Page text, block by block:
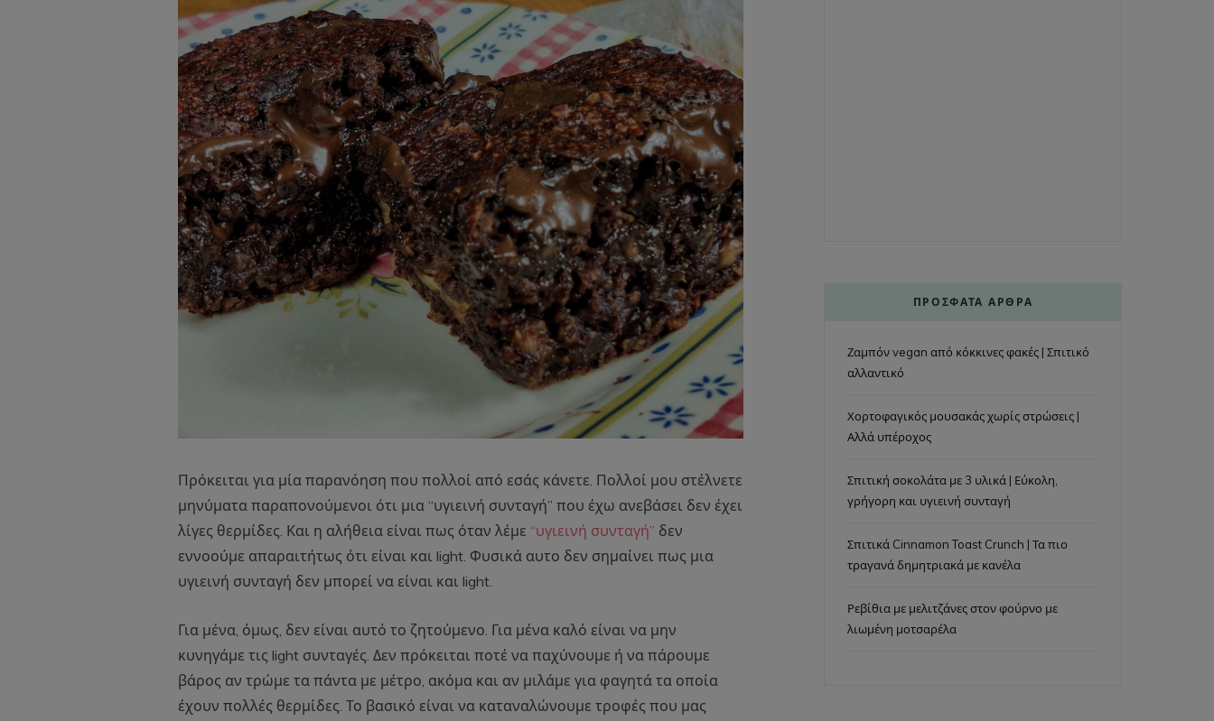
Πρόκειται για μία παρανόηση που πολλοί από εσάς κάνετε. Πολλοί μου στέλνετε
μηνύματα παραπονούμενοι ότι μια “υγιεινή συνταγή” που έχω ανεβάσει δεν έχει
λίγες θερμίδες. Και η αλήθεια είναι πως όταν λέμε “υγιεινή συνταγή” δεν
εννοούμε απαραιτήτως ότι είναι και light. Φυσικά αυτο δεν σημαίνει πως μια
υγιεινή συνταγή δεν μπορεί να είναι και light.
Για μένα, όμως, δεν είναι αυτό το ζητούμενο. Για μένα καλό είναι να μην
κυνηγάμε τις light συνταγές. Δεν πρόκειται ποτέ να παχύνουμε ή να πάρουμε
βάρος αν τρώμε τα πάντα με μέτρο, ακόμα και αν μιλάμε για φαγητά τα οποία
έχουν πολλές θερμίδες. Το βασικό είναι να καταναλώνουμε τροφές που μας
ΠΡΌΣΦΑΤΑ ΆΡΘΡΑ
Ζαμπόν vegan από κόκκινες φακές | Σπιτικό
αλλαντικό
Χορτοφαγικός μουσακάς χωρίς στρώσεις |
Αλλά υπέροχος
Σπιτική σοκολάτα με 3 υλικά | Εύκολη,
γρήγορη και υγιεινή συνταγή
Σπιτικά Cinnamon Toast Crunch | Τα πιο
τραγανά δημητριακά με κανέλα
Ρεβίθια με μελιτζάνες στον φούρνο με
λιωμένη μοτσαρέλα